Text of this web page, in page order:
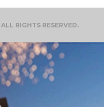
RIGHTS RESERVED.